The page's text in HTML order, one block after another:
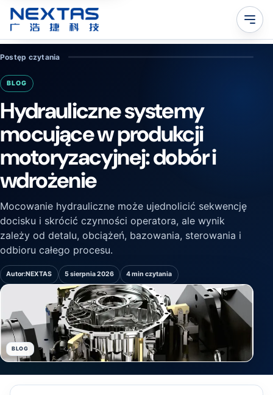
Postęp czytania
BLOG
Hydrauliczne systemy
mocujące w produkcji
motoryzacyjnej: dobór i
wdrożenie
Mocowanie hydrauliczne może ujednolicić sekwencję
docisku i skrócić czynności operatora, ale wynik
zależy od detalu, obciążeń, bazowania, sterowania i
odbioru całego procesu.
Autor:NEXTAS 5 sierpnia 2026 4 min czytania
BLOG